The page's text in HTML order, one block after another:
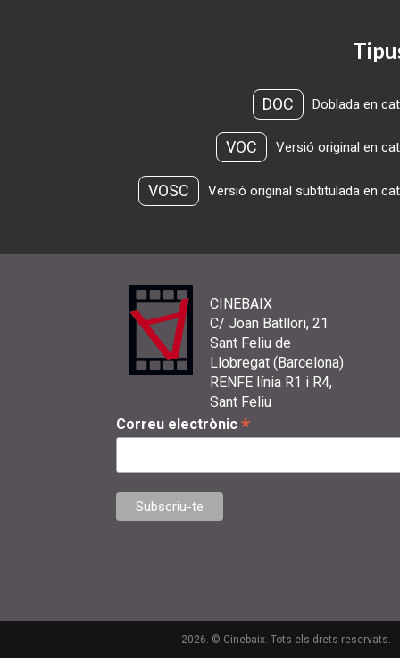
DOC Doblada en
VOC Versió original en
VOSC Versió original subtitulada en
CINEBAIX
C/ Joan Batllori, 21
Sant Feliu de
Llobregat (Barcelona)
RENFE línia R1 i R4,
Sant Feliu
Correu electrònic *
2026. © Cinebaix. Tots els drets reservats.